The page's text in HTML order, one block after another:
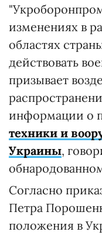
изменениях в
областях
действовать
призывает
информации о
техники и
Украины,
Согласно
Петра
положения в